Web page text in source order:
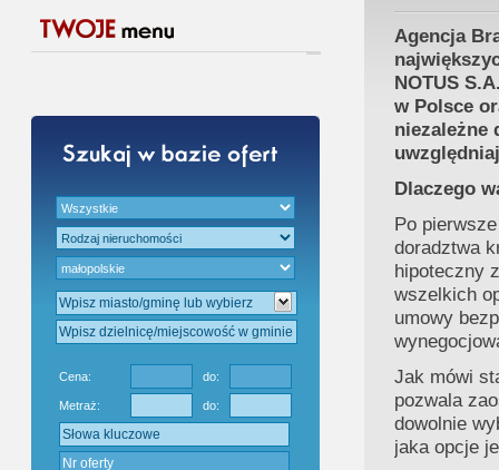
Gratis - Przedwstępna Umowa
Cena: do:
Metraż: do:
Agencja
NOTUS
w Polsce
niezależne
Dlaczego
Po
doradztwa
hipoteczny
wszelkich
umowy
Jak mówi
pozwala
dowolnie
jaka opcje